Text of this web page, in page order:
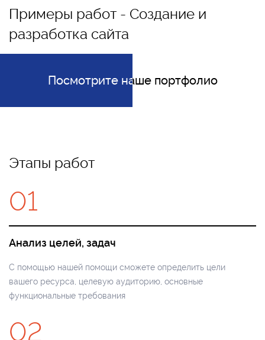
Примеры работ - Создание и
разработка сайта
Посмотрите наше портфолио
Посмотрите наше портфолио
Этапы работ
01
Анализ целей, задач
С помощью нашей помощи сможете определить цели
вашего ресурса, целевую аудиторию, основные
функциональные требования
02